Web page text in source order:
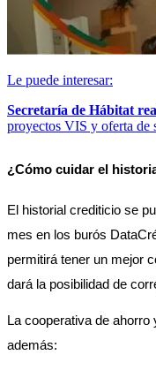
Le puede interesar:
Secretaría de Hábitat
proyectos VIS y oferta de
¿Cómo cuidar el
El historial crediticio se
mes en los burós
permitirá tener un mejor
dará la posibilidad de
La cooperativa de
además: